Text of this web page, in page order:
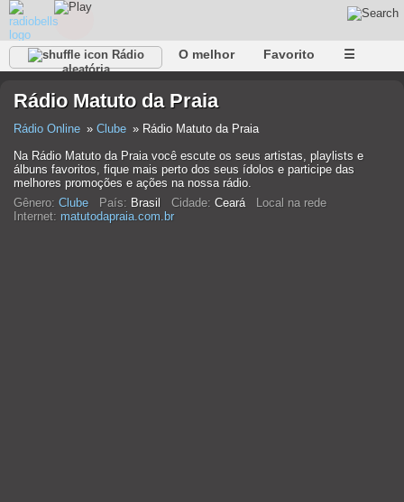
Rádio
aleatória
O melhor Favorito ☰
Rádio Matuto da Praia
Rádio Online Clube
Rádio Matuto da Praia
Na Rádio Matuto da Praia você escute os seus artistas, playlists e
álbuns favoritos, fique mais perto dos seus ídolos e participe das
melhores promoções e ações na nossa rádio.
Gênero: Clube País: Brasil Cidade: Ceará
Local na rede
Internet: matutodapraia.com.br